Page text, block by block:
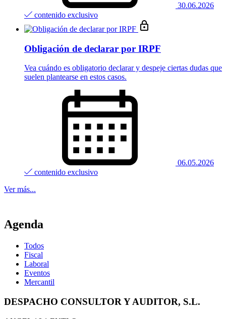
30.06.2026
contenido exclusivo
Obligación de declarar por IRPF
Vea cuándo es obligatorio declarar y despeje ciertas dudas que
suelen plantearse en estos casos.
06.05.2026
contenido exclusivo
Ver más...
Agenda
Todos
Fiscal
Laboral
Eventos
Mercantil
DESPACHO CONSULTOR Y AUDITOR, S.L.